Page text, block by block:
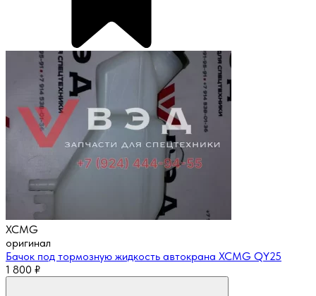
XCMG
оригинал
Бачок под тормозную жидкость автокрана XCMG QY25
1 800 ₽